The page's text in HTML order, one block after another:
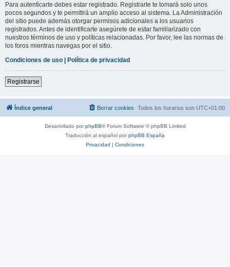
Para autenticarte debes estar registrado. Registrarte te tomará solo unos
pocos segundos y te permitirá un amplio acceso al sistema. La Administración
del sitio puede además otorgar permisos adicionales a los usuarios
registrados. Antes de identificarte asegúrete de estar familiarizado con
nuestros términos de uso y políticas relacionadas. Por favor, lee las normas de
los foros mientras navegas por el sitio.
Condiciones de uso | Política de privacidad
Registrarse
Índice general Todos los horarios son UTC+01:00
Borrar cookies
Desarrollado porphpBB® Forum Software © phpBB Limited
Traducción al español porphpBB España
Privacidad | Condiciones